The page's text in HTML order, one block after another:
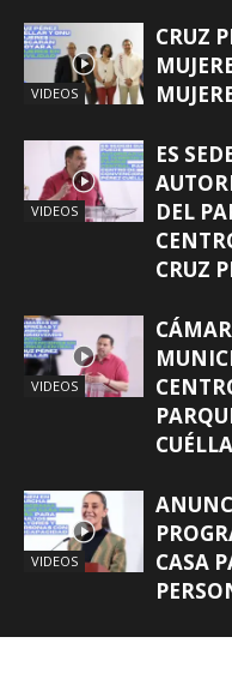
VIDEOS
CRUZ
VIDEOS
ES
DEL
CRUZ
VIDEOS
VIDEOS
CASA